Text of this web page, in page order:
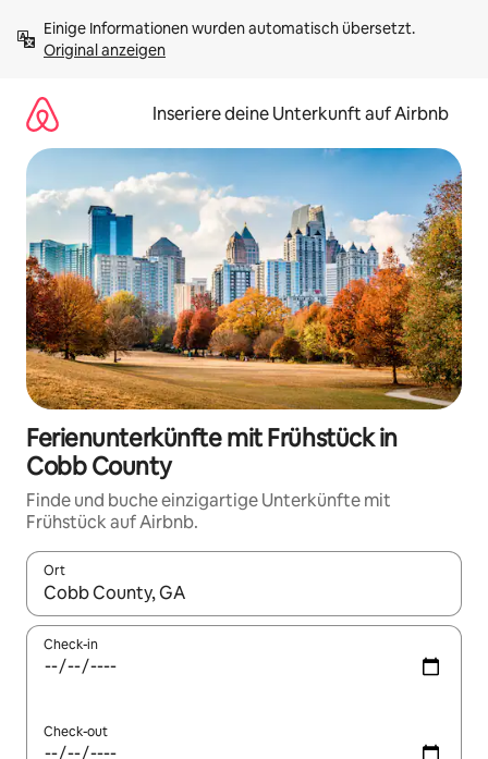
Inhalten
springenOriginal anzeigen
Inseriere deine Unterkunft auf Airbnb
Ferienunterkünfte mit Frühstück in
Cobb County
Finde und buche einzigartige Unterkünfte mit
Frühstück auf Airbnb.
Ort
Wenn Ergebnisse verfügbar sind, navigiere mit den
Check-in
Check-out